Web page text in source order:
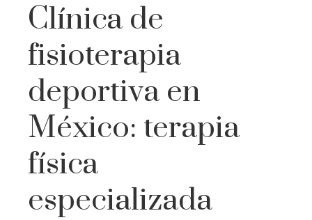
Clínica de
fisioterapia
deportiva en
México: terapia
física
especializada